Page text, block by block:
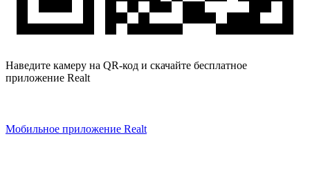
Наведите камеру на QR-код и скачайте бесплатное
приложение Realt
Мобильное приложение Realt